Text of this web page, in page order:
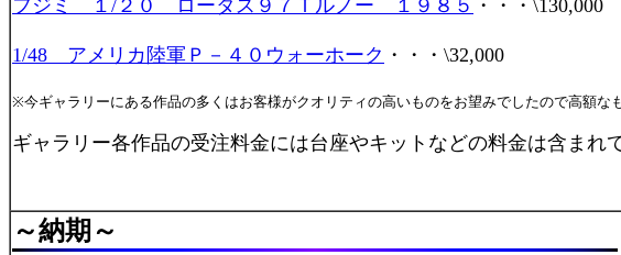
フジミ １/２０ ロータス９７Ｔルノー １９８５ ・・・\130,000
1/48 アメリカ陸軍Ｐ－４０ウォーホーク ・・・\32,000
※今ギャラリーにある作品の多くはお客様がクオリティの高いものをお望みでしたので高額な
ギャラリー各作品の受注料金には台座やキットなどの料金は含まれ
～納期 ～